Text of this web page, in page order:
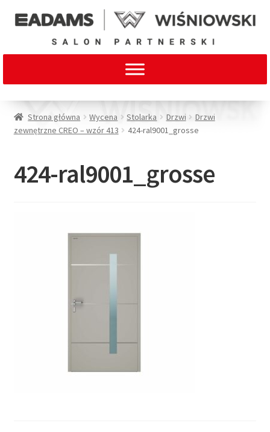
Strona główna Wycena Stolarka Drzwi
Drzwi
zewnętrzne CREO – wzór 413
424-ral9001_grosse
424-ral9001_grosse